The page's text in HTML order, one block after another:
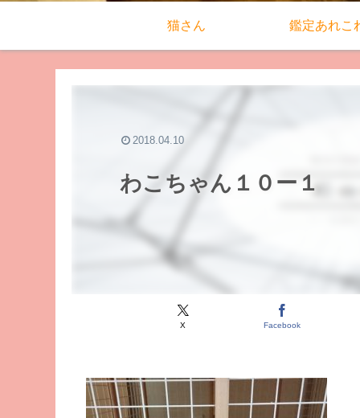
猫さん 鑑定あれこ
わこちゃん１０ー１
X Facebook
2018.04.10